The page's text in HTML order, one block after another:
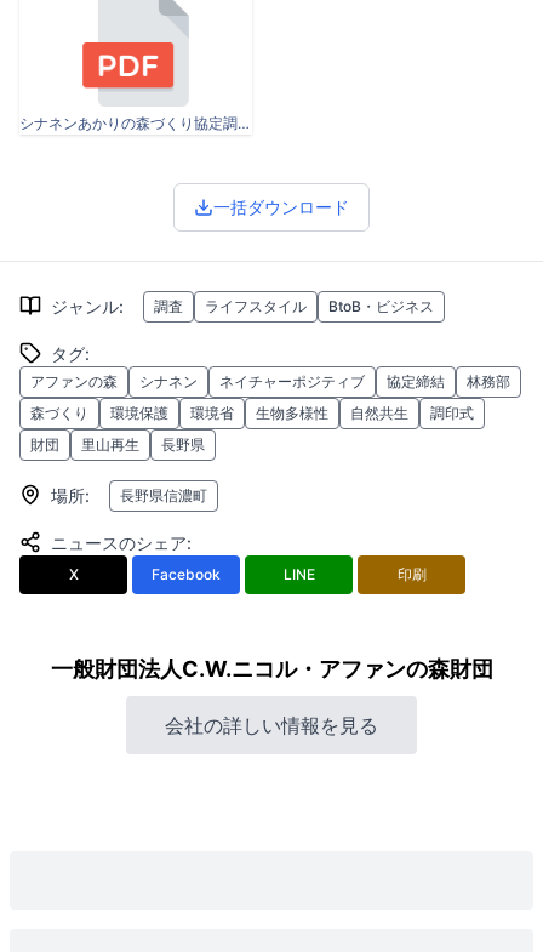
シナネンあかりの森づくり協定調印式プレスリリース_20250724SN.pdf
一括ダウンロード
ジャンル: 調査 ライフスタイル BtoB・ビジネス
タグ:
アファンの森 シナネン ネイチャーポジティブ 協定締結
林務部
森づくり
環境保護 環境省 生物多様性 自然共生
調印式
財団
里山再生 長野県
場所: 長野県信濃町
ニュースのシェア:
X Facebook LINE 印刷
一般財団法人C.W.ニコル・アファンの森財団
会社の詳しい情報を見る